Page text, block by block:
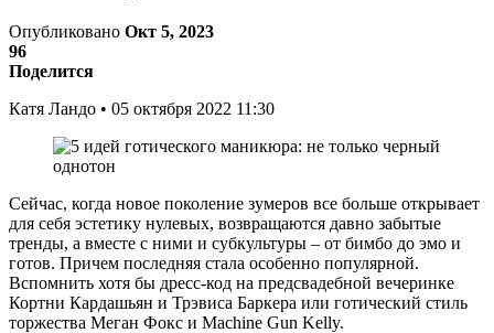
Опубликовано Окт 5, 2023
96
Поделится
Катя Ландо • 05 октября 2022 11:30
Сейчас, когда новое поколение зумеров все больше открывает
для себя эстетику нулевых, возвращаются давно забытые
тренды, а вместе с ними и субкультуры – от бимбо до эмо и
готов. Причем последняя стала особенно популярной.
Вспомнить хотя бы дресс-код на предсвадебной вечеринке
Кортни Кардашьян и Трэвиса Баркера или готический стиль
торжества Меган Фокс и Machine Gun Kelly.